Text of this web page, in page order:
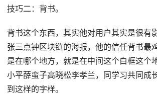
技巧二：背书。
背书这个东西，其实他对用户其实是很有
张三点钟区块链的海报，他的信任背书最
是在哪个地方，就是在中间这个白框这个
小平薛蛮子高晓松李孝兰，同学习共同成
到这样的字样。